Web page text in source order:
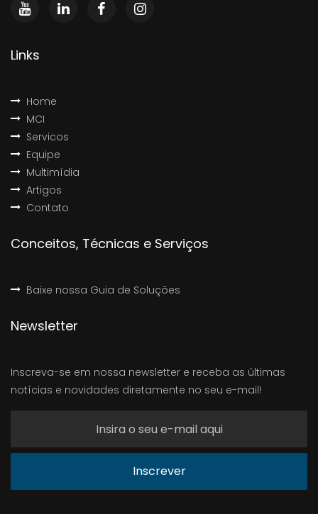
Links
Home
MCI
Servicos
Equipe
Multimídia
Artigos
Contato
Conceitos, Técnicas e Serviços
Baixe nossa Guia de Soluções
Newsletter
Inscreva-se em nossa newsletter e receba as últimas
notícias e novidades diretamente no seu e-mail!
Inscrever